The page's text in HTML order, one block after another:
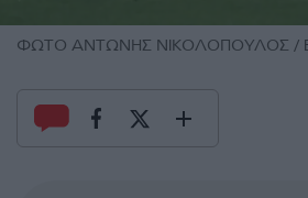
ΦΩΤΟ ΑΝΤΩΝΗΣ ΝΙΚΟΛΟΠΟΥΛΟΣ /